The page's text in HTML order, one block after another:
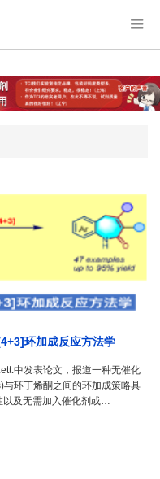
环加成反应方法学
中发表论文，报道一种无催化
环丁烯酮之间的环加成策略具
以及无需加入催化剂或…